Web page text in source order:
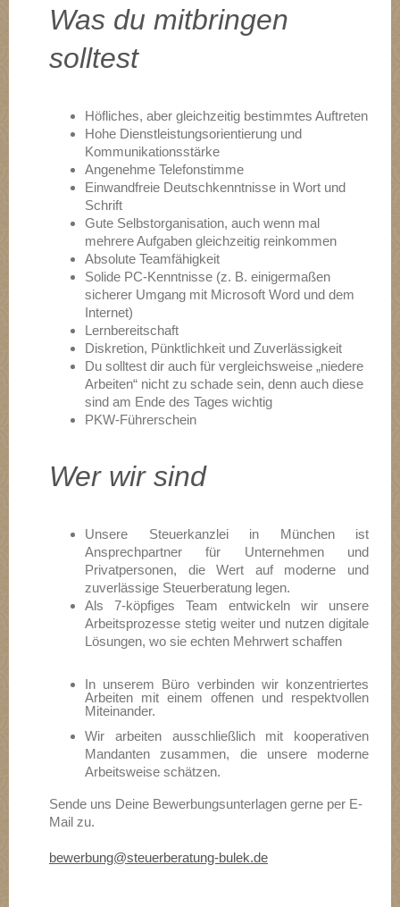
Was du mitbringen
solltest
Höfliches, aber gleichzeitig bestimmtes Auftreten
Hohe Dienstleistungsorientierung und
Kommunikationsstärke
Angenehme Telefonstimme
Einwandfreie Deutschkenntnisse in Wort und
Schrift
Gute Selbstorganisation, auch wenn mal
mehrere Aufgaben gleichzeitig reinkommen
Absolute Teamfähigkeit
Solide PC-Kenntnisse (z. B. einigermaßen
sicherer Umgang mit Microsoft Word und dem
Internet)
Lernbereitschaft
Diskretion, Pünktlichkeit und Zuverlässigkeit
Du solltest dir auch für vergleichsweise „niedere
Arbeiten“ nicht zu schade sein, denn auch diese
sind am Ende des Tages wichtig
PKW-Führerschein
Wer wir sind
Unsere Steuerkanzlei in München ist
Ansprechpartner für Unternehmen und
Privatpersonen, die Wert auf moderne und
zuverlässige Steuerberatung legen.
Als 7-köpfiges Team entwickeln wir unsere
Arbeitsprozesse stetig weiter und nutzen digitale
Lösungen, wo sie echten Mehrwert schaffen
In unserem Büro verbinden wir konzentriertes
Arbeiten mit einem offenen und respektvollen
Miteinander.
Wir arbeiten ausschließlich mit kooperativen
Mandanten zusammen, die unsere moderne
Arbeitsweise schätzen.
Sende uns Deine Bewerbungsunterlagen gerne per E-
Mail zu.
bewerbung@steuerberatung-bulek.de